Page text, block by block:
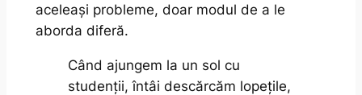
aceleași probleme, doar modul de a le
aborda diferă.
Când ajungem la un sol cu
studenții, întâi descărcăm lopețile,